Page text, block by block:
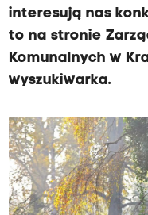
interesują nas
to na stronie
Komunalnych w
wyszukiwarka.